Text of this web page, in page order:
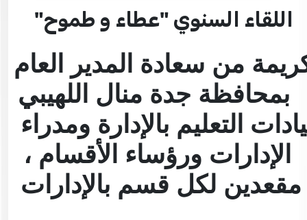
اللقاء السنوي "عطاء و طموح"
من سعادة المدير العام
بمحافظة جدة منال اللهيبي
التعليم بالإدارة ومدراء
الإدارات ورؤساء الأقسام ،
لكل قسم بالإدارات